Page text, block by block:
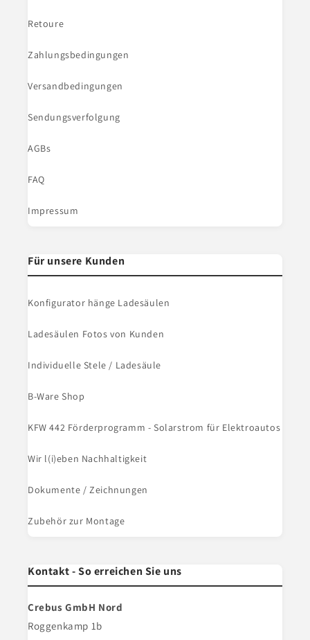
Retoure
Zahlungsbedingungen
Versandbedingungen
Sendungsverfolgung
AGBs
FAQ
Impressum
Für unsere Kunden
Konfigurator hänge Ladesäulen
Ladesäulen Fotos von Kunden
Individuelle Stele / Ladesäule
B-Ware Shop
KFW 442 Förderprogramm - Solarstrom für Elektroautos
Wir l(i)eben Nachhaltigkeit
Dokumente / Zeichnungen
Zubehör zur Montage
Kontakt - So erreichen Sie uns
Crebus GmbH Nord
Roggenkamp 1b